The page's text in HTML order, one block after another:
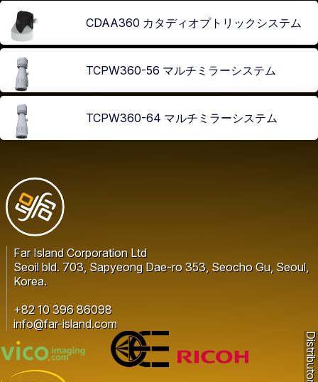
CDAA360 カタディオプトリックシステム
TCPW360-56 マルチミラーシステム
TCPW360-64 マルチミラーシステム
Far Island Corporation Ltd
Seoil bld. 703, Sapyeong Dae-ro 353, Seocho Gu, Seoul,
Korea.
+82 10 396 86098
info@far-island.com
Distributor